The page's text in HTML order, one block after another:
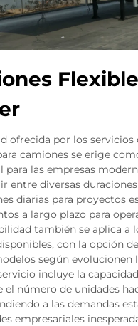
ofrecida por los servicios
camiones se erige
para las empresas
entre diversas
diarias para proyectos
a largo plazo para
también se aplica a
con la opción
según evolucionen
incluye la
el número de unidades
a las demandas
empresariales